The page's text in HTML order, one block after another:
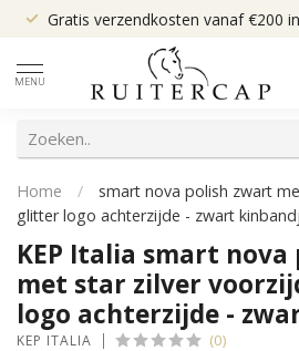
Gratis verzendkosten vanaf €200
MENU
Home /
smart nova polish zwart
glitter logo achterzijde - zwart
KEP Italia smart
met star zilver
logo achterzijde -
KEP ITALIA (0)